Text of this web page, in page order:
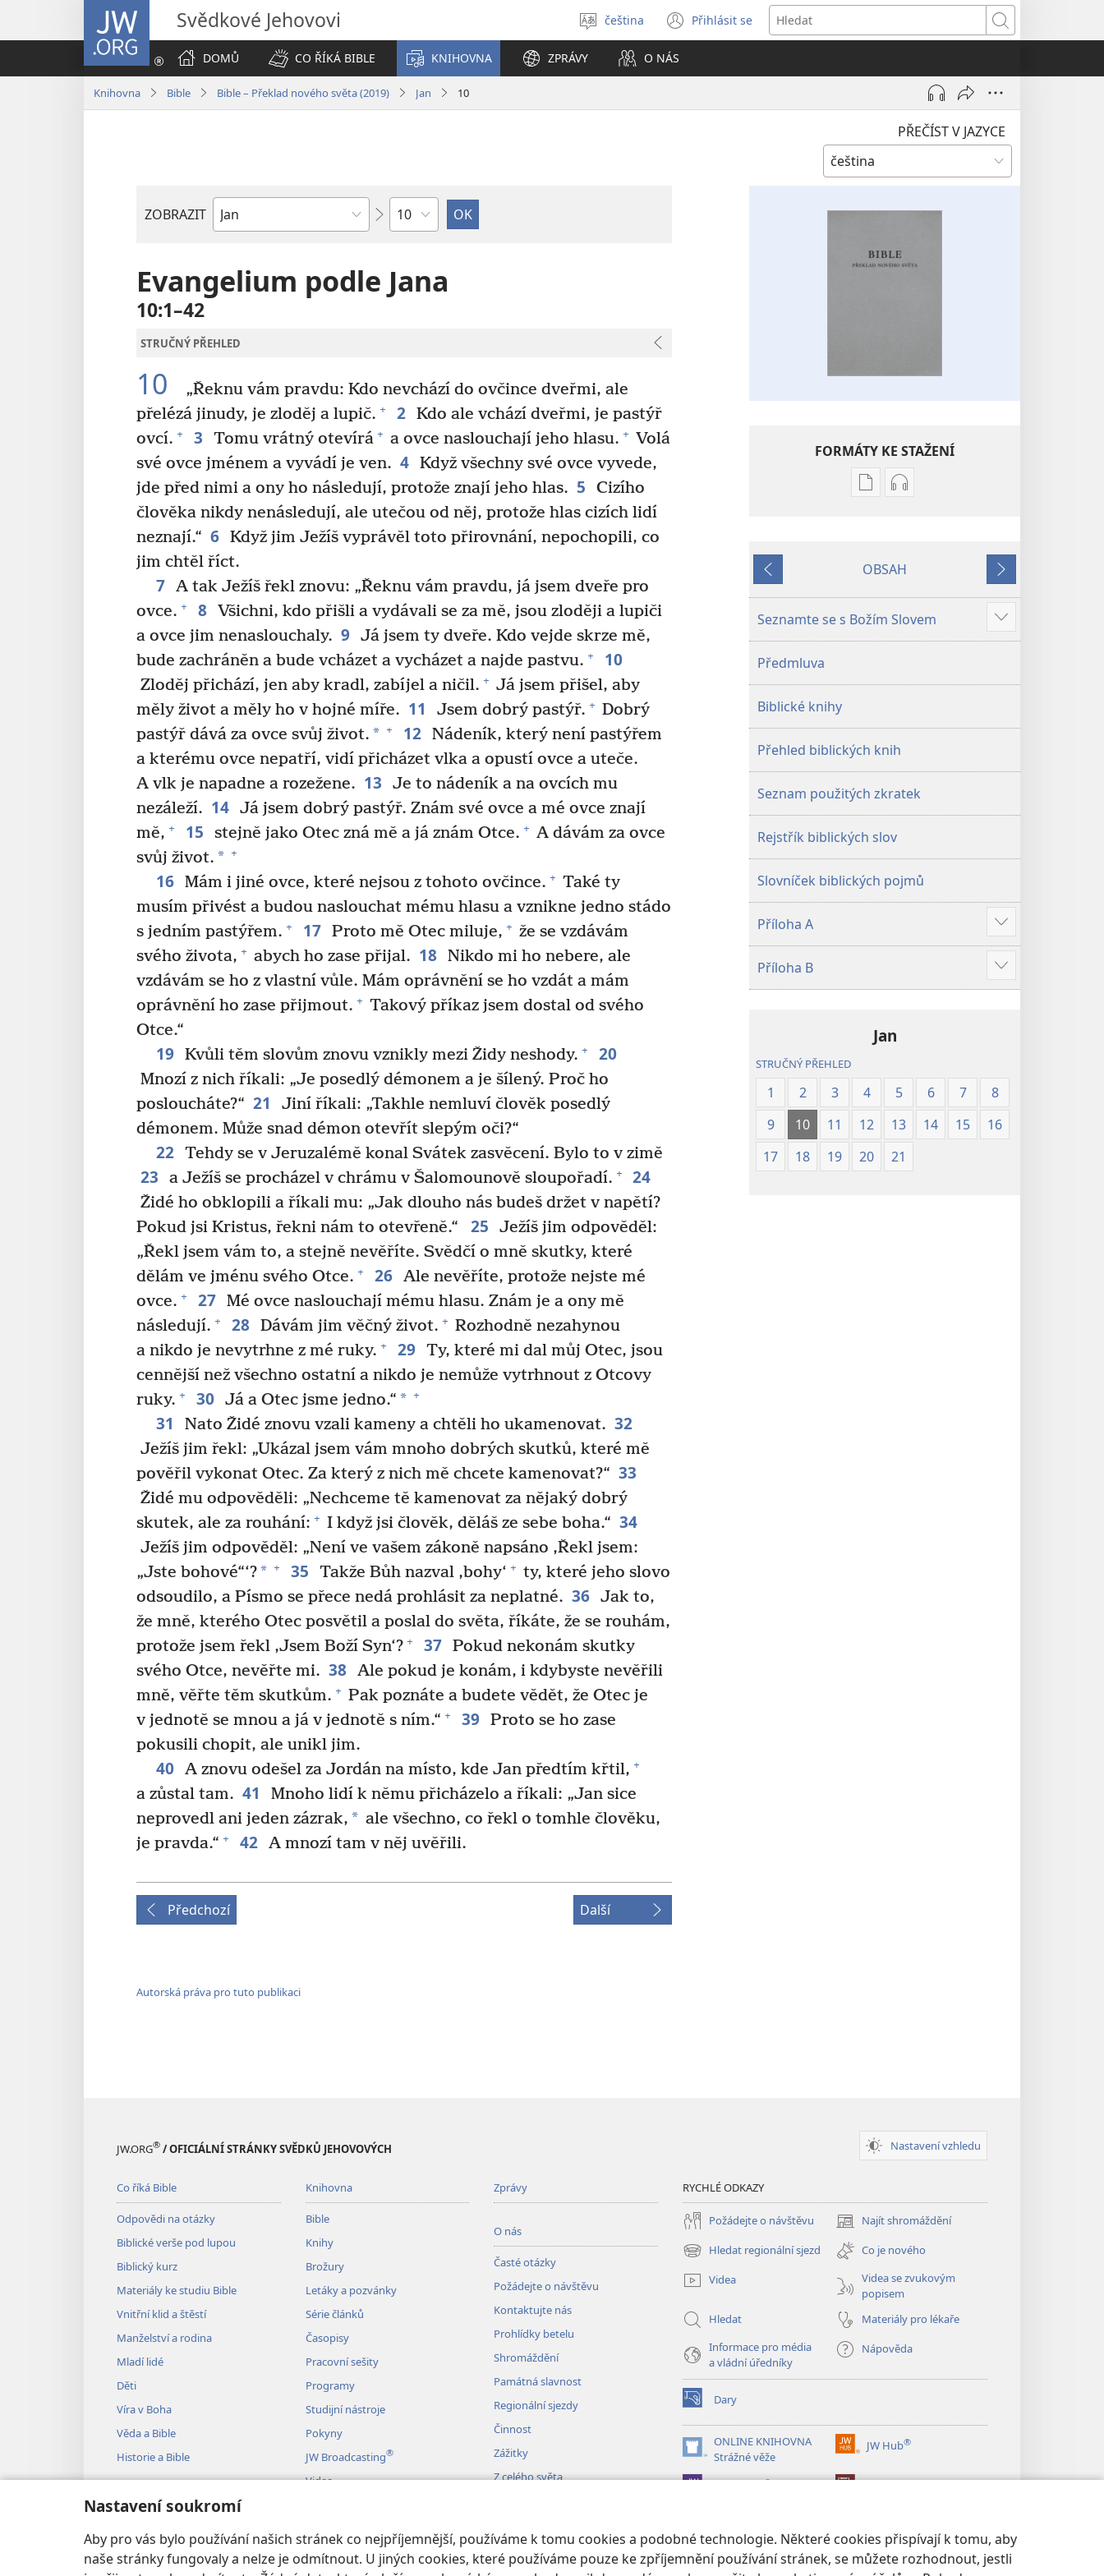
Nastavení soukromí
Aby pro vás bylo používání našich stránek co nejpříjemnější, používáme k tomu cookies a podobné technologie. Některé cookies přispívají k tomu, aby
naše stránky fungovaly a nelze je odmítnout. U jiných cookies, které používáme pouze ke zpříjemnění používání stránek, se můžete rozhodnout, jestli
JW.ORG Svědkové Jehovovi
Vybrat
jazyk
čeština Přihlásit se
(otevřeno
nové
Hledat
DOMŮ
CO ŘÍKÁ BIBLE KNIHOVNA ZPRÁVY O NÁS
Knihovna Bible Bible – Překlad nového světa (2019) Jan 10
PŘEČÍST V JAZYCE
ZOBRAZIT
Biblická
Kapitola
Evangelium podle Jana
10:1–42
STRUČNÝ PŘEHLED
10
„Řeknu vám pravdu: Kdo nevchází do ovčince dveřmi, ale
přelézá jinudy, je zloděj a lupič. + 2 Kdo ale vchází dveřmi, je pastýř
ovcí. + 3 Tomu vrátný otevírá + a ovce naslouchají jeho hlasu. + Volá
své ovce jménem a vyvádí je ven. 4 Když všechny své ovce vyvede,
jde před nimi a ony ho následují, protože znají jeho hlas. 5
Cizího
člověka nikdy nenásledují, ale utečou od něj, protože hlas cizích lidí
neznají.“ 6 Když jim Ježíš vyprávěl toto přirovnání, nepochopili, co
jim chtěl říct.
7 A tak Ježíš řekl znovu: „Řeknu vám pravdu, já jsem dveře pro
ovce. + 8 Všichni, kdo přišli a vydávali se za mě, jsou zloději a lupiči
a ovce jim nenaslouchaly. 9 Já jsem ty dveře. Kdo vejde skrze mě,
bude zachráněn a bude vcházet a vycházet a najde pastvu. + 10
Zloděj přichází, jen aby kradl, zabíjel a ničil. + Já jsem přišel, aby
měly život a měly ho v hojné míře. 11 Jsem dobrý pastýř. + Dobrý
pastýř dává za ovce svůj život. * + 12 Nádeník, který není pastýřem
a kterému ovce nepatří, vidí přicházet vlka a opustí ovce a uteče.
A vlk je napadne a rozežene. 13
Je to nádeník a na ovcích mu
nezáleží. 14 Já jsem dobrý pastýř. Znám své ovce a mé ovce znají
mě, + 15 stejně jako Otec zná mě a já znám Otce. + A dávám za ovce
svůj život. * +
16 Mám i jiné ovce, které nejsou z tohoto ovčince. + Také ty
musím přivést a budou naslouchat mému hlasu a vznikne jedno stádo
s jedním pastýřem. + 17 Proto mě Otec miluje, + že se vzdávám
svého života, + abych ho zase přijal. 18 Nikdo mi ho nebere, ale
vzdávám se ho z vlastní vůle. Mám oprávnění se ho vzdát a mám
oprávnění ho zase přijmout. + Takový příkaz jsem dostal od svého
Otce.“
19 Kvůli těm slovům znovu vznikly mezi Židy neshody. + 20
Mnozí z nich říkali: „Je posedlý démonem a je šílený. Proč ho
posloucháte?“ 21
Jiní říkali: „Takhle nemluví člověk posedlý
démonem. Může snad démon otevřít slepým oči?“
22 Tehdy se v Jeruzalémě konal Svátek zasvěcení. Bylo to v zimě
23 a Ježíš se procházel v chrámu v Šalomounově sloupořadí. + 24
Židé ho obklopili a říkali mu: „Jak dlouho nás budeš držet v napětí?
Pokud jsi Kristus, řekni nám to otevřeně.“
25
Ježíš jim odpověděl:
„Řekl jsem vám to, a stejně nevěříte. Svědčí o mně skutky, které
dělám ve jménu svého Otce. + 26 Ale nevěříte, protože nejste mé
ovce. + 27 Mé ovce naslouchají mému hlasu. Znám je a ony mě
následují. + 28 Dávám jim věčný život. + Rozhodně nezahynou
a nikdo je nevytrhne z mé ruky. + 29 Ty, které mi dal můj Otec, jsou
cennější než všechno ostatní a nikdo je nemůže vytrhnout z Otcovy
ruky. + 30 Já a Otec jsme jedno.“ * +
31 Nato Židé znovu vzali kameny a chtěli ho ukamenovat. 32
Ježíš jim řekl: „Ukázal jsem vám mnoho dobrých skutků, které mě
pověřil vykonat Otec. Za který z nich mě chcete kamenovat?“ 33
Židé mu odpověděli: „Nechceme tě kamenovat za nějaký dobrý
skutek, ale za rouhání: + I když jsi člověk, děláš ze sebe boha.“ 34
Ježíš jim odpověděl: „Není ve vašem zákoně napsáno ‚Řekl jsem:
„Jste bohové“‘?* + 35 Takže Bůh nazval ‚bohy‘ + ty, které jeho slovo
odsoudilo, a Písmo se přece nedá prohlásit za neplatné. 36 Jak to,
že mně, kterého Otec posvětil a poslal do světa, říkáte, že se rouhám,
protože jsem řekl ‚Jsem Boží Syn‘? + 37 Pokud nekonám skutky
svého Otce, nevěřte mi. 38 Ale pokud je konám, i kdybyste nevěřili
mně, věřte těm skutkům. + Pak poznáte a budete vědět, že Otec je
v jednotě se mnou a já v jednotě s ním.“ + 39 Proto se ho zase
pokusili chopit, ale unikl jim.
40 A znovu odešel za Jordán na místo, kde Jan předtím křtil, +
a zůstal tam. 41
Mnoho lidí k němu přicházelo a říkali: „Jan sice
neprovedl ani jeden zázrak, * ale všechno, co řekl o tomhle člověku,
je pravda.“ + 42 A mnozí tam v něj uvěřili.
Předchozí Další
Autorská práva pro tuto publikaci
FORMÁTY KE STAŽENÍ
Formáty
Bible –
nového
světa
Formáty
Bible –
nového
světa
Předchozí
OBSAH
Další
Seznamte se s Božím Slovem
Ukázat
více
Předmluva
Biblické knihy
Přehled biblických knih
Seznam použitých zkratek
Rejstřík biblických slov
Slovníček biblických pojmů
Příloha A
Ukázat
více
Příloha B
Ukázat
více
Jan
STRUČNÝ PŘEHLED
1 2 3 4 5 6 7
8
9
10 11 12 13 14 15
16
17
18 19 20 21
JW.ORG® / OFICIÁLNÍ STRÁNKY SVĚDKŮ JEHOVOVÝCH Nastavení vzhledu
Co říká Bible
Odpovědi na otázky
Biblické verše pod lupou
Biblický kurz
Materiály ke studiu Bible
Vnitřní klid a štěstí
Manželství a rodina
Mladí lidé
Děti
Víra v Boha
Věda a Bible
Historie a Bible
Knihovna
Bible
Knihy
Brožury
Letáky a pozvánky
Série článků
Časopisy
Pracovní sešity
Programy
Studijní nástroje
Pokyny
JW Broadcasting®
Videa
Dramatizované čtení Bible
Zprávy
O nás
Časté otázky
Požádejte o návštěvu
Kontaktujte nás
Prohlídky betelu
Shromáždění
Památná slavnost
Regionální sjezdy
Činnost
Zážitky
Z celého světa
RYCHLÉ ODKAZY
Požádejte o návštěvu Najít shromáždění
(otevřeno
nové
okno)
Hledat regionální sjezd
(otevřeno
nové
okno)
Co je nového
Videa
Videa se zvukovým
popisem
Hledat
Materiály pro lékaře
Informace pro média
a vládní úředníky
Nápověda
Dary
(otevřeno
nové
okno)
ONLINE KNIHOVNA
Strážné věže
(otevřeno
nové
JW Hub®
(otevřeno
okno)
®